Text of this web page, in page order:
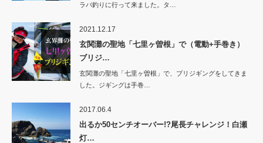
ラバ釣りに行って来ました。タ…
2021.12.17
玄関灘の聖地「七里ヶ曽根」で（電動+手巻き）
ブリジ…
玄関灘の聖地「七里ヶ曽根」で、ブリジギングをしてきま
した。ジギングは手巻…
2017.06.4
出るか50センチオーバー!?尾長チャレンジ！白瀬
灯…